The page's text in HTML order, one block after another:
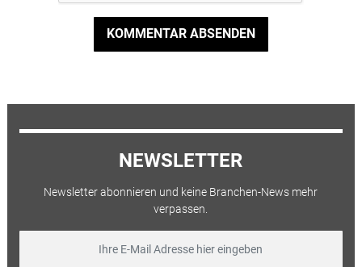
KOMMENTAR ABSENDEN
NEWSLETTER
Newsletter abonnieren und keine Branchen-News mehr
verpassen.